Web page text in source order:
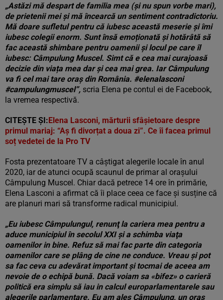
„Astăzi mă despart de familia mea (și nu spun vorbe mari),
de prietenii mei și mă încearcă un sentiment contradictoriu.
Mă doare sufletul pentru că iubesc această meserie și îmi
iubesc colegii enorm. Sunt însă emoționată și hotărâtă să
fac această shimbare pentru oamenii și locul pe care îl
iubesc: Câmpulung Muscel. Simt că e cea mai curajoasă
decizie din viața mea dar și cea mai grea. Iar Câmpulung
va fi cel mai tare oraș din România. #elenalasconi
#campulungmuscel”, scria Elena pe contul ei de Facebook,
la vremea respectivă.
CITEȘTE ȘI:Elena Lasconi, mărturii sfâșietoare despre
primul mariaj: “Aș fi divorțat a doua zi”. Ce îi facea primul
soț vedetei de la Pro TV
Fosta prezentatoare TV a câștigat alegerile locale în anul
2020, iar de atunci ocupă scaunul de primar al orașului
Câmpulung Muscel. Chiar dacă petrece 14 ore în primărie,
Elena Lasconi a afirmat că îi place ceea ce face și susține că
are planuri mari să transforme radical municipiul.
„Eu iubesc Câmpulungul, renunţ la cariera mea pentru a
aduce municipiul în secolul XXI şi a schimba viaţa
oamenilor in bine. Refuz să mai fac parte din categoria
oamenilor care se plâng de cine ne conduce. Vreau şi pot
sa fac ceva cu adevărat important şi tocmai de aceea am
nevoie de o echipă bună. Dacă voiam sa «bifez» o carieră
politică era simplu să iau in calcul europarlamentarele sau
alegerile parlamentare. Eu am ales Câmpulung, un oraş